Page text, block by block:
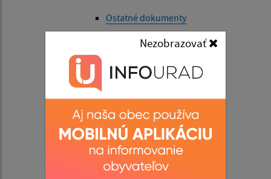
Nezobrazovať
Ostatné dokumenty
Ako vybaviť
Voľby a referendá
Úradná tabuľa
Úradná tabuľa - archív